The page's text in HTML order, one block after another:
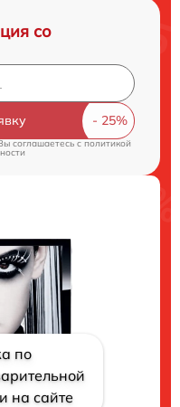
со
соглашаетесь cполитикой
по
на сайте